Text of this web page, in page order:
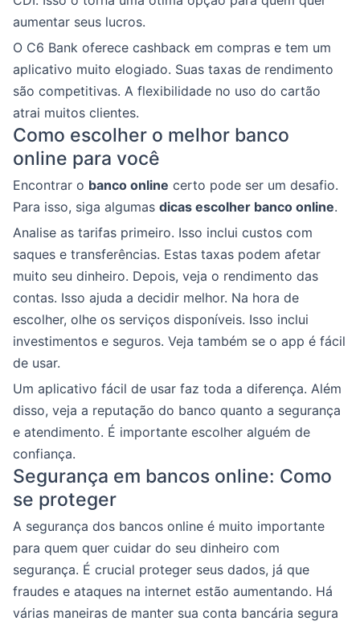
aumentar seus lucros.
O C6 Bank oferece cashback em compras e tem um
aplicativo muito elogiado. Suas taxas de rendimento
são competitivas. A flexibilidade no uso do cartão
atrai muitos clientes.
Como escolher o melhor banco
online para você
Encontrar o banco online certo pode ser um desafio.
Para isso, siga algumas dicas escolher banco online.
Analise as tarifas primeiro. Isso inclui custos com
saques e transferências. Estas taxas podem afetar
muito seu dinheiro. Depois, veja o rendimento das
contas. Isso ajuda a decidir melhor. Na hora de
escolher, olhe os serviços disponíveis. Isso inclui
investimentos e seguros. Veja também se o app é fácil
de usar.
Um aplicativo fácil de usar faz toda a diferença. Além
disso, veja a reputação do banco quanto a segurança
e atendimento. É importante escolher alguém de
confiança.
Segurança em bancos online: Como
se proteger
A segurança dos bancos online é muito importante
para quem quer cuidar do seu dinheiro com
segurança. É crucial proteger seus dados, já que
fraudes e ataques na internet estão aumentando. Há
várias maneiras de manter sua conta bancária segura